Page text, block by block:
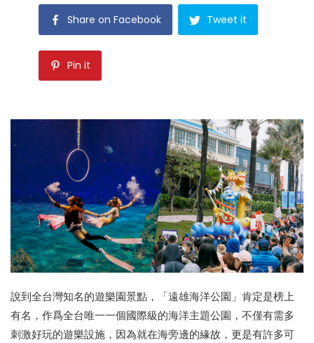
Share on Facebook Tweet it
Pin it
說到全台灣知名的遊樂園景點，「遠雄海洋公園」肯定是榜上
有名，作爲全台唯一一個國際級的海洋主題公園，不僅有需多
刺激好玩的遊樂設施，因為就在海旁邊的緣故，更是有許多可